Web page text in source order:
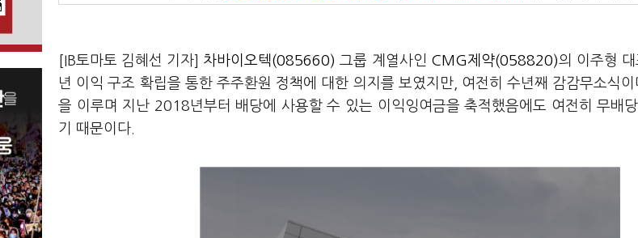
[IB토마토 김혜선 기자] 차바이오텍(085660) 그룹 계열사인 CMG제약(058820)의 이주형
년 이익 구조 확립을 통한 주주환원 정책에 대한 의지를 보였지만, 여전히 수년째 감감무소식
을 이루며 지난 2018년부터 배당에 사용할 수 있는 이익잉여금을 축적했음에도 여전히 무배
기 때문이다.